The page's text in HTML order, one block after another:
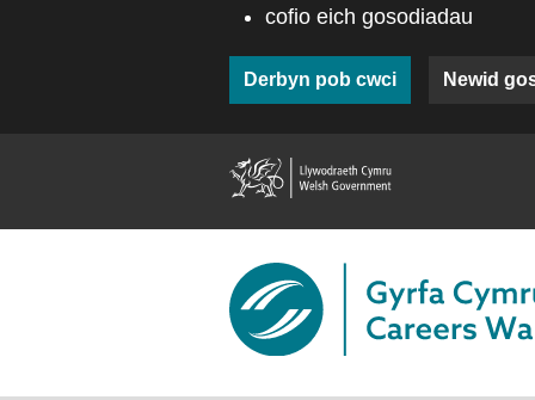
cofio eich gosodiadau
Derbyn pob cwci Newid